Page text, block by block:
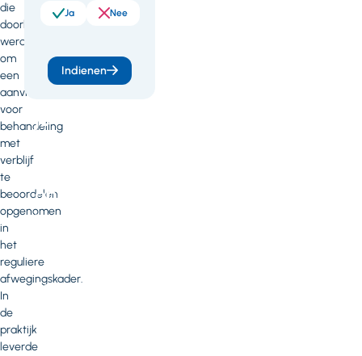
die
doorlopen
werden
om
een
aanvraag
voor
behandeling
met
verblijf
te
beoordelen
opgenomen
in
het
reguliere
afwegingskader.
In
de
praktijk
leverde
meer
of
je
opmerkingen?
Neem
met
Gera
Woude
Ja Nee
Indienen